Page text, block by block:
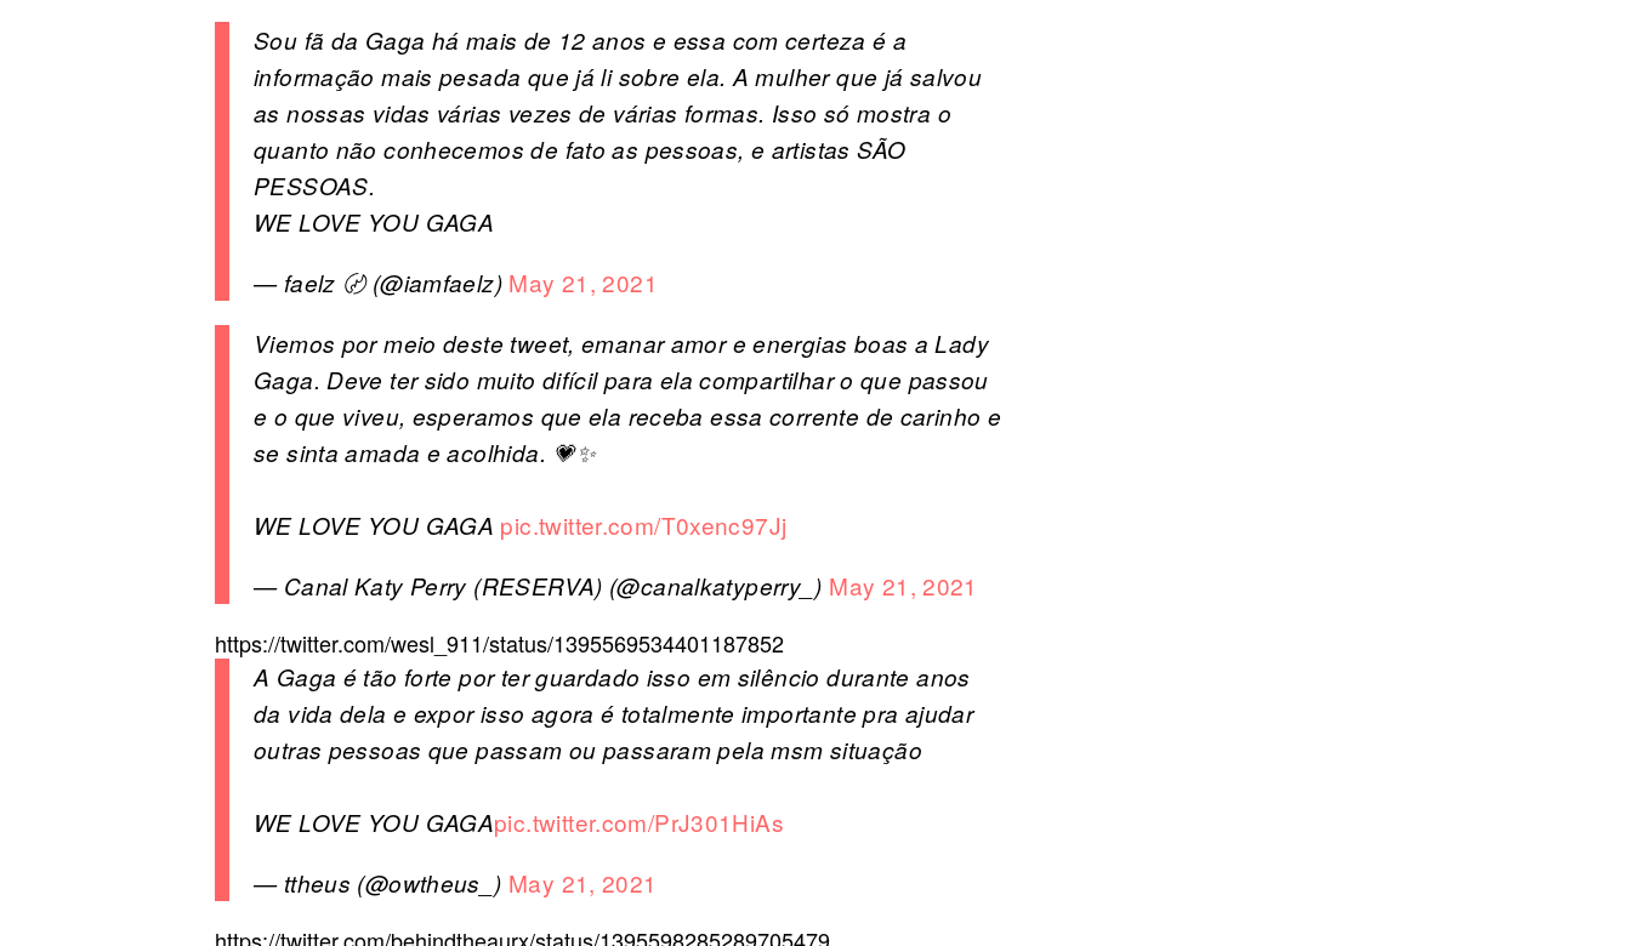
Sou fã da Gaga há mais de 12 anos e essa com certeza é a
informação mais pesada que já li sobre ela. A mulher que já salvou
as nossas vidas várias vezes de várias formas. Isso só mostra o
quanto não conhecemos de fato as pessoas, e artistas SÃO
PESSOAS.
WE LOVE YOU GAGA
— faelz 〄 (@iamfaelz) May 21, 2021
Viemos por meio deste tweet, emanar amor e energias boas a Lady
Gaga. Deve ter sido muito difícil para ela compartilhar o que passou
e o que viveu, esperamos que ela receba essa corrente de carinho e
se sinta amada e acolhida. 💗✨
WE LOVE YOU GAGA pic.twitter.com/T0xenc97Jj
— Canal Katy Perry (RESERVA) (@canalkatyperry_) May 21, 2021
https://twitter.com/wesl_911/status/1395569534401187852
A Gaga é tão forte por ter guardado isso em silêncio durante anos
da vida dela e expor isso agora é totalmente importante pra ajudar
outras pessoas que passam ou passaram pela msm situação
WE LOVE YOU GAGApic.twitter.com/PrJ301HiAs
— ttheus (@owtheus_) May 21, 2021
https://twitter.com/behindtheaurx/status/1395598285289705479